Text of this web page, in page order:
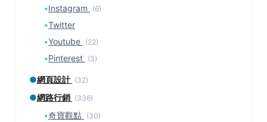
▪Instagram (6)
▪Twitter
▪Youtube (22)
▪Pinterest (3)
●網頁設計 (32)
●網路行銷 (336)
▪奇寶觀點 (30)